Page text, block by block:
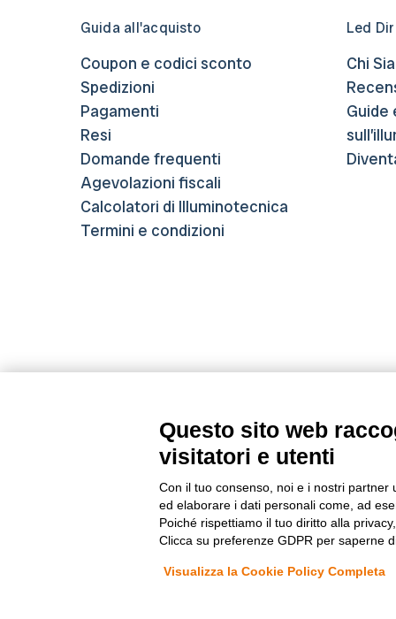
Guida all'acquisto
Coupon e codici sconto
Spedizioni
Pagamenti
Resi
Domande frequenti
Agevolazioni fiscali
Calcolatori di Illuminotecnica
Termini e condizioni
Led
Chi
Guide
Metodi di pagamento
© 2026 LEDdiretto.itCredits
Questo sito web
visitatori e utenti
Con il tuo consenso, noi e i nostri
ed elaborare i dati personali come, ad
Poiché rispettiamo il tuo diritto alla
Clicca su preferenze GDPR per saperne
Visualizza la Cookie Policy Completa